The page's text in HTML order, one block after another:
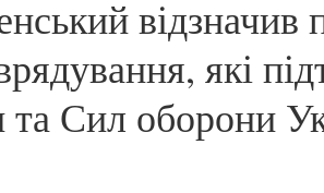
відзначив
які
та Сил оборони